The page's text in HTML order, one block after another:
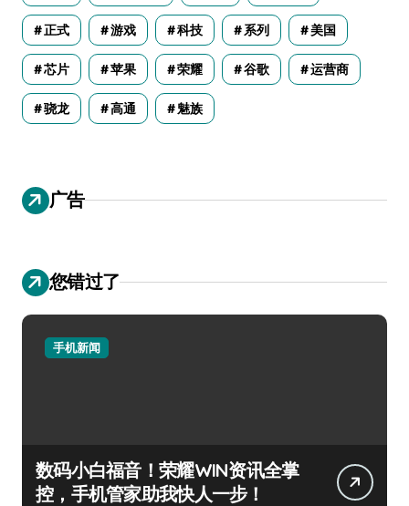
正式 游戏 科技 系列 美国
芯片 苹果 荣耀 谷歌 运营商
骁龙 高通 魅族
广告
您错过了
手机新闻
数码小白福音！荣耀WIN资讯全掌
控，手机管家助我快人一步！